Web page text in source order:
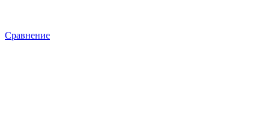
Сравнение